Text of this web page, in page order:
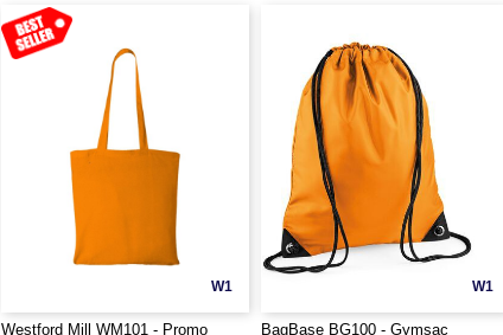
W1
Westford Mill WM101 - Promo
W1
BagBase BG100 - Gymsac